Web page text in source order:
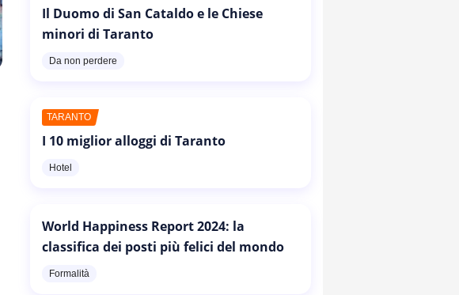
Il Duomo di San Cataldo e le Chiese
minori di Taranto
Da non perdere
TARANTO
I 10 miglior alloggi di Taranto
Hotel
World Happiness Report 2024: la
classifica dei posti più felici del mondo
Formalità